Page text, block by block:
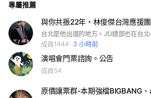
專屬推薦
與你共振22年・林俊傑台灣應援團
成員1444
3 小時前
演唱會門票諮詢。公告
成員54